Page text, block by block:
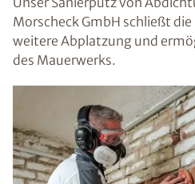
Morscheck GmbH schließt
weitere Abplatzung und
des Mauerwerks.